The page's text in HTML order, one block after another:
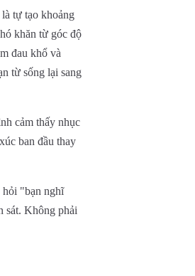
tự tạo khoảng
khăn từ góc độ
đau khổ và
từ sống lại sang
cảm thấy nhục
ban đầu thay
hỏi "bạn nghĩ
sát. Không phải